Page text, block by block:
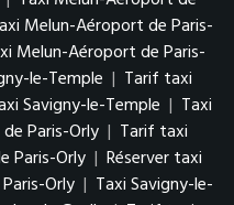
Melun-Aéroport de Paris-
Melun-Aéroport de Paris-
le-Temple | Tarif taxi
Savigny-le-Temple | Taxi
Paris-Orly | Tarif taxi
Paris-Orly | Réserver taxi
Orly | Taxi Savigny-le-